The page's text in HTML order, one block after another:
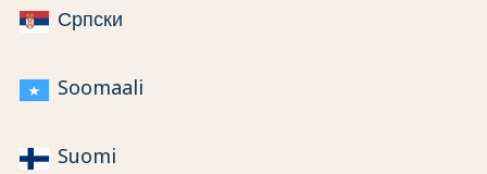
Српски
Soomaali
Suomi